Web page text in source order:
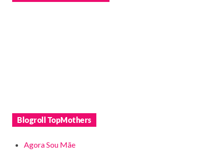
Blogroll TopMothers
Agora Sou Mãe